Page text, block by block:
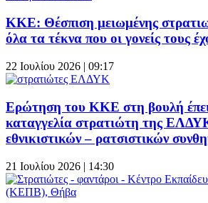
ΚΚΕ: Θέσπιση μειωμένης
όλα τα τέκνα που οι γονείς τους
22 Ιουλίου 2026 | 09:17
Ερώτηση του ΚΚΕ στη βουλή
καταγγελία στρατιώτη της
εθνικιστικών – ρατσιστικών
21 Ιουλίου 2026 | 14:30